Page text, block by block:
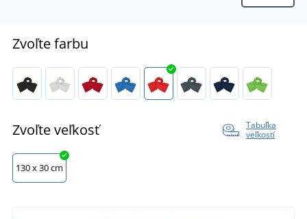
Zvoľte farbu
Zvoľte veľkosť
Tabuľka
veľkostí
130 x 30 cm